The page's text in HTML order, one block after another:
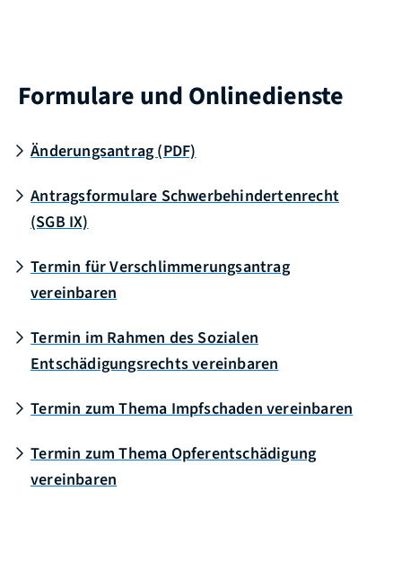
Formulare und Onlinedienste
Änderungsantrag (PDF)
Antragsformulare Schwerbehindertenrecht
(SGB IX)
Termin für Verschlimmerungsantrag
vereinbaren
Termin im Rahmen des Sozialen
Entschädigungsrechts vereinbaren
Termin zum Thema Impfschaden vereinbaren
Termin zum Thema Opferentschädigung
vereinbaren